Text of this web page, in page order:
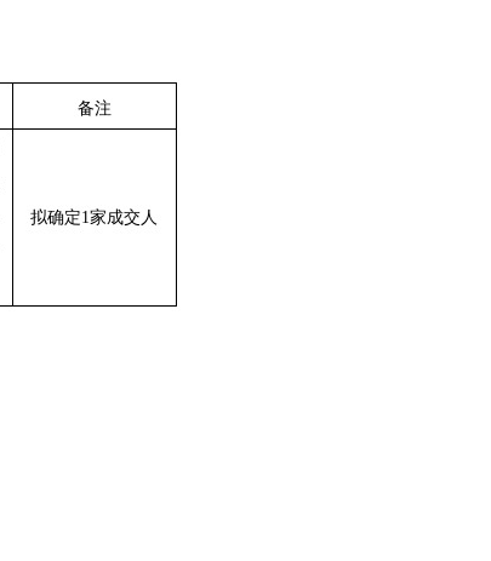
备注
拟确定1家成交人